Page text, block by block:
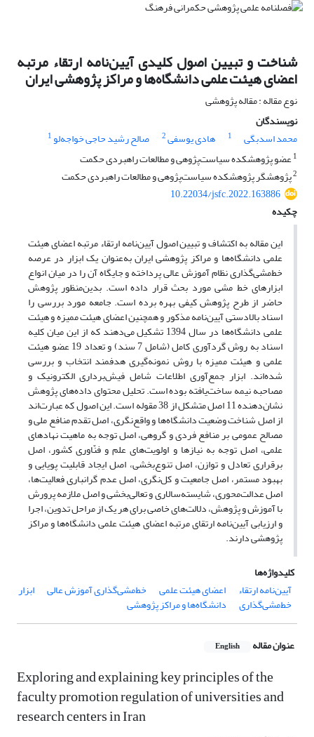
شناخت و تبیین اصول کلیدی آیین‌نامه ارتقاء مرتبه
اعضای هیئت علمی دانشگاه‌ها و مراکز پژوهشی ایران
نوع مقاله : مقاله پژوهشی
نویسندگان
محمد اسدبگی
1 هادی یوسفی2 صالح رشید حاجی خواجه‌لو1
1عضو پژوهشکده سیاست‌پژوهی و مطالعات راهبردی حکمت
2پژوهشگر پژوهشکده سیاست‌پژوهی و مطالعات راهبردی حکمت
10.22034/jsfc.2022.163886
چکیده
این مقاله به اکتشاف و تبیین اصول آیین‌نامه ارتقاء مرتبه اعضای هیئت
علمی دانشگاه‌ها و مراکز پژوهشی ایران به‌عنوان یک ابزار در عرصه
خط‌مشی‌گذاری نظام آموزش عالی پرداخته و جایگاه آن را در میان انواع
ابزارهای خط مشی مورد بحث قرار داده است. بدین‌منظور پژوهش
حاضر از طرح پژوهش کیفی بهره برده است. جامعه مورد بررسی را
اسناد بالادستی آیین‌نامه مذکور و همچنین اعضای هیئت ممیزه و هیئت
علمی دانشگاه‌ها در سال 1394 تشکیل می‌دهند که از این میان کلیه
اسناد به روش گردآوری کامل (شامل 7 سند) و تعداد 19 عضو هیئت
علمی و هیئت ممیزه با روش نمونه‌گیری هدفمند انتخاب و بررسی
شده‌اند. ابزار جمع‌آوری اطلاعات شامل فیش‌برداری الکترونیک و
مصاحبه نیمه ساخت‌یافته بوده است. تحلیل محتوای داده‌های پژوهش
نشان‌دهنده 11 اصل متشکل از 38 مقوله است. این اصول که عبارت‌اند
از اصل شناخت وضعیت دانشگاه‌ها و واقع‌نگری، اصل تقدم منافع ملی و
مصالح عمومی بر منافع فردی و گروهی، اصل توجه به ماهیت نهادهای
علمی، اصل توجه به نیازها و اولویت‌های علم و فنّاوری کشور، اصل
برقراری تعادل و توازن، اصل تنوع‌بخشی، اصل ایجاد قابلیت پویایی و
بهبود مستمر، اصل جامعیت و کل‌نگری، اصل عدم گرانباری فعالیت‌ها،
اصل عدالت‌محوری، شایسته‌سالاری و تعالی‌بخشی و اصل ملازمه پرورش
با آموزش و پژوهش، دلالت‌های خاصی برای هر یک از مراحل تدوین، اجرا
و ارزیابی آیین‌نامه ارتقای مرتبه اعضای هیئت علمی دانشگاه‌ها و مراکز
پژوهشی دارند.
کلیدواژه‌ها
آیین‌نامه ارتقاء
اعضای هیئت علمی خط‌مشی‌گذاری آموزش عالی ابزار
خط‌مشی‌گذاری دانشگاه‌ها و مراکز پژوهشی
عنوان مقاله English
Exploring and explaining key principles of the
faculty promotion regulation of universities and
research centers in Iran